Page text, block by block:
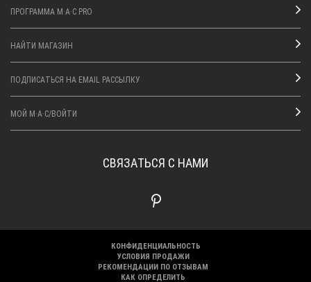
ПРОГРАММА M·A·C PRO
НАЙТИ МАГАЗИН
ПОДПИСАТЬСЯ НА EMAIL РАССЫЛКУ
МОЙ M·A·C/ВОЙТИ
СВЯЗАТЬСЯ С НАМИ
КОНФИДЕНЦИАЛЬНОСТЬ
УСЛОВИЯ ПРОДАЖИ
РЕКОМЕНДАЦИИ ПО ОТЗЫВАМ
КАК ОПРЕДЕЛИТЬ